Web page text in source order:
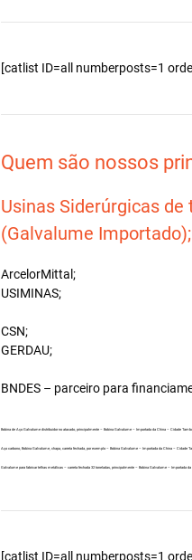
[catlist ID=all numberposts=1
Quem são nossos
Usinas Siderúrgicas de
(Galvalume Importado);
ArcelorMittal;
USIMINAS;
CSN;
GERDAU;
BNDES – parceiro para
Bobina de Aço Galvalume distribuidor no atacado, principalmente – Bobina Galvalume – Importada da China – Cidade
Aço carbono, Bobina Galvalume, chapa, carreta fechada, por exemplo – Bobina Galvalume – Importada da China – Cidade
Galvalume para fabricar telhas metálicas – carreta fechada 32 toneladas, principalmente – Bobina Galvalume – Importada
[catlist ID=all numberposts=1